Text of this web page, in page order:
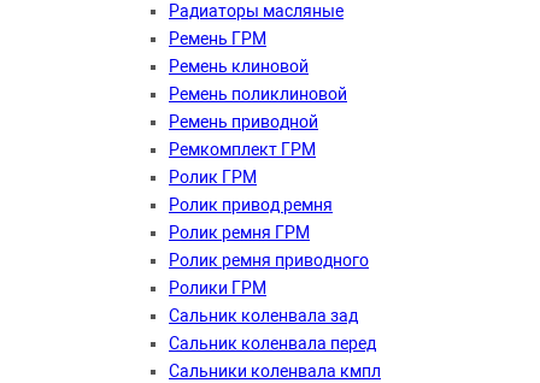
Радиаторы масляные
Ремень ГРМ
Ремень клиновой
Ремень поликлиновой
Ремень приводной
Ремкомплект ГРМ
Ролик ГРМ
Ролик привод ремня
Ролик ремня ГРМ
Ролик ремня приводного
Ролики ГРМ
Сальник коленвала зад
Сальник коленвала перед
Сальники коленвала кмпл